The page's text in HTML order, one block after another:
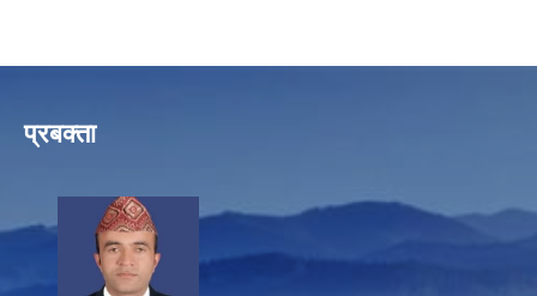
प्रबक्ता